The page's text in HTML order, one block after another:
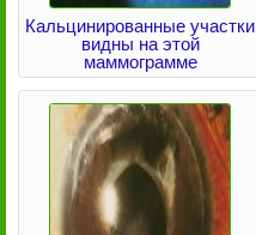
Кальцинированные участки
видны на этой
маммограмме